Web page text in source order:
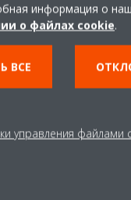
уничтожается
симптомы, не
воздуха, чтобы
весенних дней!
информация о
о файлах cookie.
ВСЕ
управления файлами